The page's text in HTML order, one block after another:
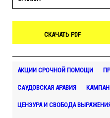
СКАЧАТЬ PDF
АКЦИИ СРОЧНОЙ ПОМОЩИ
САУДОВСКАЯ АРАВИЯ
ЦЕНЗУРА И СВОБОДА